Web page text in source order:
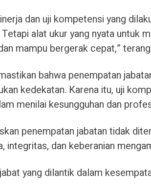
dan uji kompetensi yang
alat ukur yang nyata untuk
mampu bergerak cepat,”
bahwa penempatan
kedekatan. Karena itu, uji
menilai kesungguhan dan
penempatan jabatan tidak
integritas, dan keberanian
yang dilantik dalam